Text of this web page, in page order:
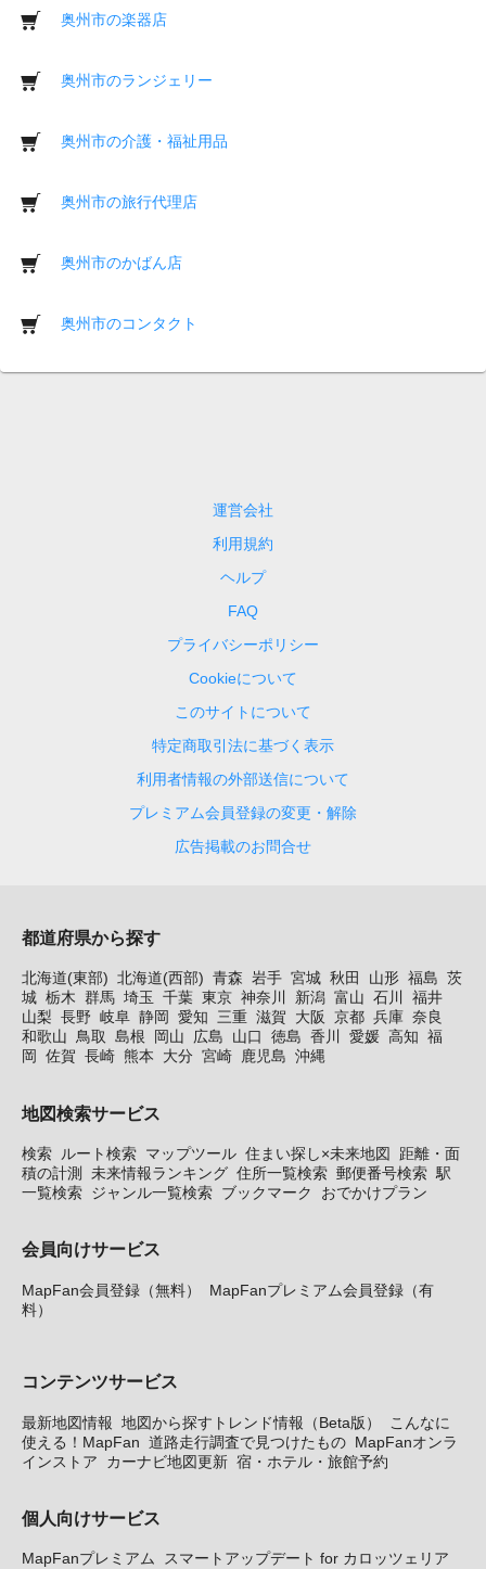
奥州市の楽器店
奥州市のランジェリー
奥州市の介護・福祉用品
奥州市の旅行代理店
奥州市のかばん店
奥州市のコンタクト
運営会社
利用規約
ヘルプ
FAQ
プライバシーポリシー
Cookieについて
このサイトについて
特定商取引法に基づく表示
利用者情報の外部送信について
プレミアム会員登録の変更・解除
広告掲載のお問合せ
都道府県から探す
北海道(東部) 北海道(西部) 青森 岩手 宮城 秋田 山形 福島 茨
城 栃木 群馬 埼玉 千葉 東京 神奈川 新潟 富山 石川
福井
山梨 長野 岐阜 静岡 愛知 三重 滋賀 大阪 京都 兵庫 奈良
和歌山 鳥取 島根 岡山 広島 山口 徳島 香川 愛媛 高知 福
岡
佐賀 長崎 熊本 大分 宮崎 鹿児島 沖縄
地図検索サービス
検索 ルート検索 マップツール 住まい探し×未来地図
距離・面
積の計測
未来情報ランキング 住所一覧検索 郵便番号検索 駅
一覧検索 ジャンル一覧検索 ブックマーク おでかけプラン
会員向けサービス
MapFan会員登録（無料）
MapFanプレミアム会員登録（有
料）
コンテンツサービス
最新地図情報 地図から探すトレンド情報（Beta版）
こんなに
使える！MapFan 道路走行調査で見つけたもの MapFanオンラ
インストア
カーナビ地図更新 宿・ホテル・旅館予約
個人向けサービス
MapFanプレミアム スマートアップデート for カロッツェリア